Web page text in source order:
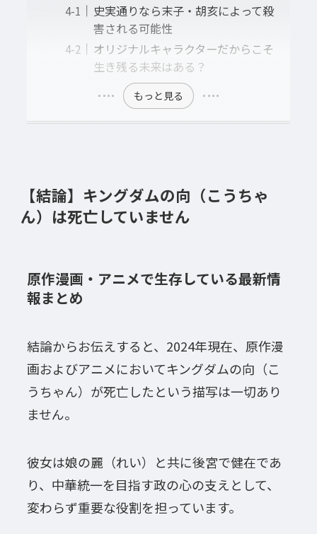
史実通りなら末子・胡亥によって殺
害される可能性
オリジナルキャラクターだからこそ
生き残る未来はある？
もっと見る
【結論】キングダムの向（こうちゃ
ん）は死亡していません
原作漫画・アニメで生存している最新情
報まとめ
結論からお伝えすると、2024年現在、原作漫
画およびアニメにおいてキングダムの向（こ
うちゃん）が死亡したという描写は一切あり
ません。
彼女は娘の麗（れい）と共に後宮で健在であ
り、中華統一を目指す政の心の支えとして、
変わらず重要な役割を担っています。